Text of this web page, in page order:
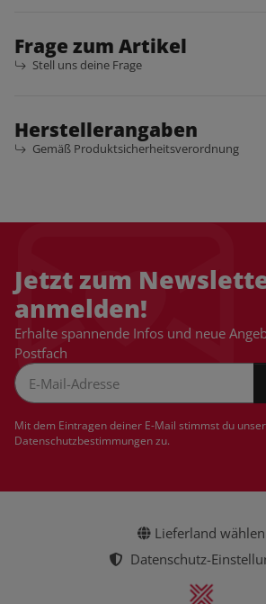
Frage zum Artikel
Stell uns deine Frage
Herstellerangaben
Gemäß Produktsicherheitsverordnung
Jetzt zum
anmelden!
Erhalte spannende Infos und neue
Postfach
Mit dem Eintragen deiner E-Mail stimmst du
Datenschutzbestimmungenzu.
Lieferland wählen
Datenschutz-